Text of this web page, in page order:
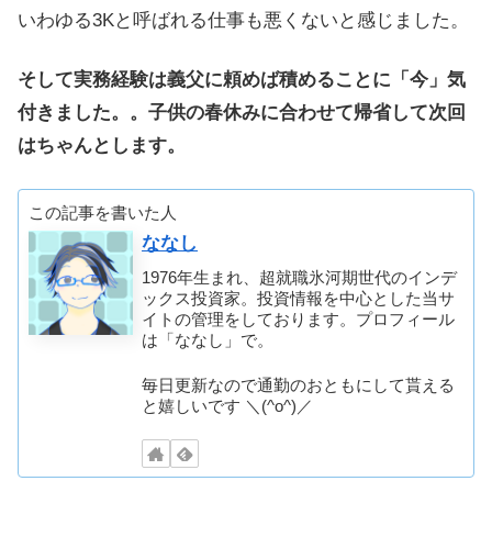
いわゆる3Kと呼ばれる仕事も悪くないと感じました。
そして実務経験は義父に頼めば積めることに「今」気
付きました。。子供の春休みに合わせて帰省して次回
はちゃんとします。
この記事を書いた人
ななし
1976年生まれ、超就職氷河期世代のインデ
ックス投資家。投資情報を中心とした当サ
イトの管理をしております。プロフィール
は「ななし」で。
毎日更新なので通勤のおともにして貰える
と嬉しいです ＼(^o^)／